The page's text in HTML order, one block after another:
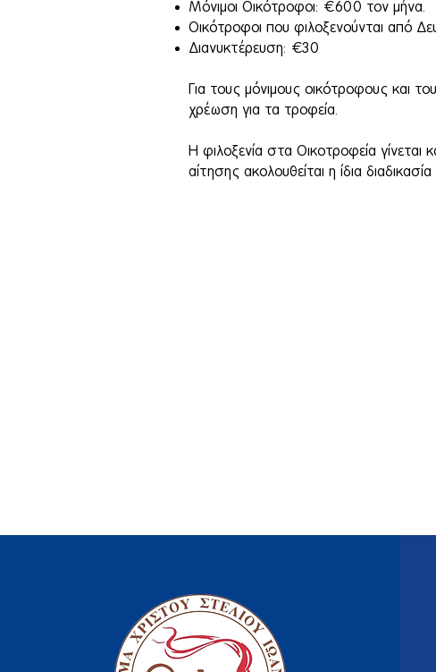
Μόνιμοι Οικότροφοι: €600 τον μήνα.
Οικότροφοι που φιλοξενούνται από
Διανυκτέρευση: €30
Για τους μόνιμους οικότροφους και
χρέωση για τα τροφεία.
Η φιλοξενία στα Οικοτροφεία
αίτησης ακολουθείται η ίδια